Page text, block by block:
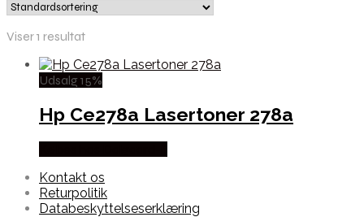
Viser 1 resultat
Udsalg 15%
Hp Ce278a Lasertoner 278a
Kontakt os
Returpolitik
Databeskyttelseserklæring